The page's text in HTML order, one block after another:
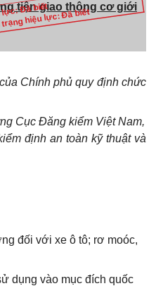
Đã biết
hiệu lực: Đã biết
tiện giao thông cơ giới
Chính phủ quy định chức
Cục Đăng kiểm Việt Nam,
định an toàn kỹ thuật và
đối với xe ô tô; rơ moóc,
dụng vào mục đích quốc